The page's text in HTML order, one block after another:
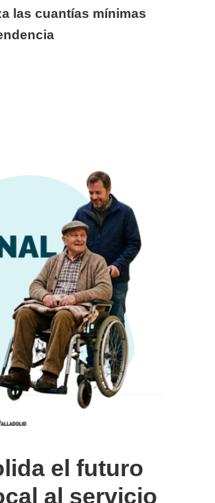
las cuantías mínimas
los cuidados»
el futuro
al servicio